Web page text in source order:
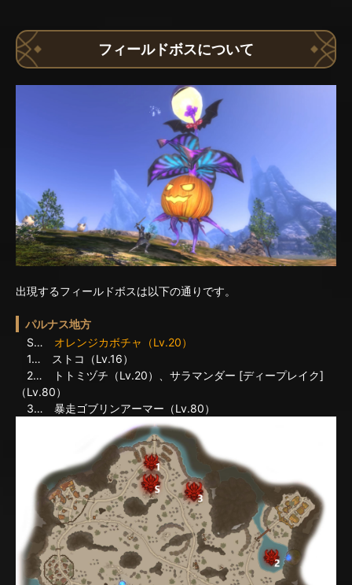
フィールドボスについて
出現するフィールドボスは以下の通りです。
パルナス地方
S… オレンジカボチャ（Lv.20）
1… ストコ（Lv.16）
2… トトミヅチ（Lv.20）、サラマンダー [ディープレイク]
（Lv.80）
3… 暴走ゴブリンアーマー（Lv.80）